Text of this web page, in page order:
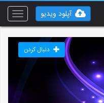
Toggle
آپلود ویدیو
دنبال کردن